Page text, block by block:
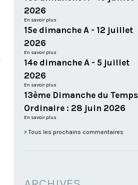
2026
En savoir plus
15e dimanche A - 12 juillet
2026
En savoir plus
14e dimanche A - 5 juillet
2026
En savoir plus
13ème Dimanche du Temps
Ordinaire : 28 juin 2026
En savoir plus
Tous les prochains commentaires